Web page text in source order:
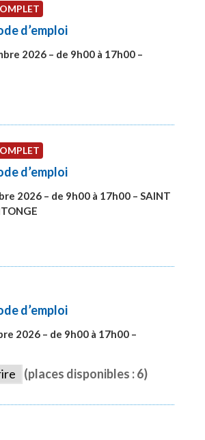
d’emploi
2026 – de 9h00 à 17h00 –
d’emploi
2026 – de 9h00 à 17h00 – SAINT
d’emploi
2026 – de 9h00 à 17h00 –
(places disponibles : 6)